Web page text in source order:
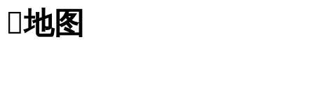
地图